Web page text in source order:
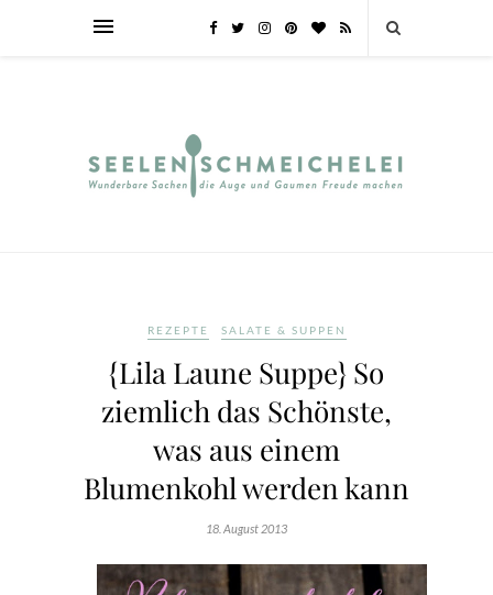
REZEPTE SALATE & SUPPEN
{Lila Laune Suppe} So
ziemlich das Schönste,
was aus einem
Blumenkohl werden kann
18. August 2013